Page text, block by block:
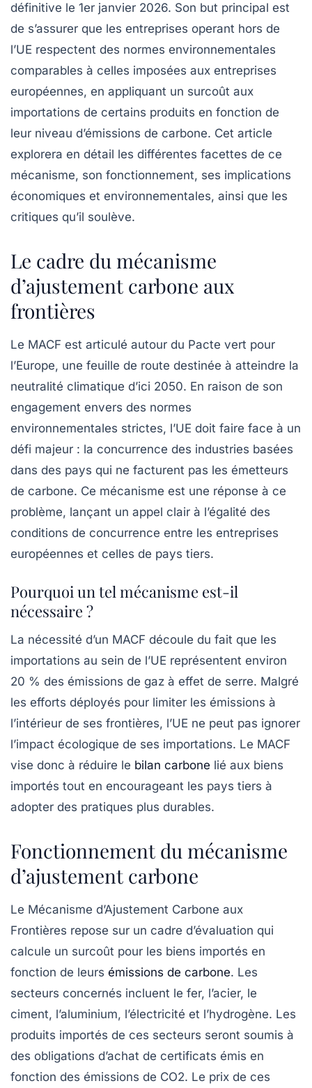
définitive le 1er janvier 2026. Son but principal est
de s’assurer que les entreprises operant hors de
l’UE respectent des normes environnementales
comparables à celles imposées aux entreprises
européennes, en appliquant un surcoût aux
importations de certains produits en fonction de
leur niveau d’émissions de carbone. Cet article
explorera en détail les différentes facettes de ce
mécanisme, son fonctionnement, ses implications
économiques et environnementales, ainsi que les
critiques qu’il soulève.
Le cadre du mécanisme
d’ajustement carbone aux
frontières
Le MACF est articulé autour du Pacte vert pour
l’Europe, une feuille de route destinée à atteindre la
neutralité climatique d’ici 2050. En raison de son
engagement envers des normes
environnementales strictes, l’UE doit faire face à un
défi majeur : la concurrence des industries basées
dans des pays qui ne facturent pas les émetteurs
de carbone. Ce mécanisme est une réponse à ce
problème, lançant un appel clair à l’égalité des
conditions de concurrence entre les entreprises
européennes et celles de pays tiers.
Pourquoi un tel mécanisme est-il
nécessaire ?
La nécessité d’un MACF découle du fait que les
importations au sein de l’UE représentent environ
20 % des émissions de gaz à effet de serre. Malgré
les efforts déployés pour limiter les émissions à
l’intérieur de ses frontières, l’UE ne peut pas ignorer
l’impact écologique de ses importations. Le MACF
vise donc à réduire le bilan carbone lié aux biens
importés tout en encourageant les pays tiers à
adopter des pratiques plus durables.
Fonctionnement du mécanisme
d’ajustement carbone
Le Mécanisme d’Ajustement Carbone aux
Frontières repose sur un cadre d’évaluation qui
calcule un surcoût pour les biens importés en
fonction de leurs émissions de carbone. Les
secteurs concernés incluent le fer, l’acier, le
ciment, l’aluminium, l’électricité et l’hydrogène. Les
produits importés de ces secteurs seront soumis à
des obligations d’achat de certificats émis en
fonction des émissions de CO2. Le prix de ces